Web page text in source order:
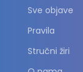
Sve objave
Pravila
Stručni žiri